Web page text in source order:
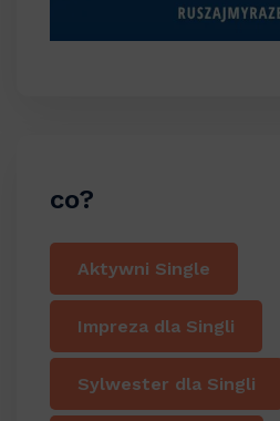
co?
Aktywni Single
Impreza dla Singli
Sylwester dla Singli